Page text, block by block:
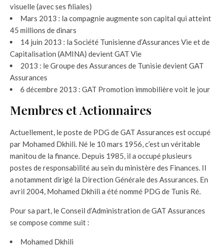
visuelle (avec ses filiales)
Mars 2013 : la compagnie augmente son capital qui atteint
45 millions de dinars
14 juin 2013 : la Société Tunisienne d’Assurances Vie et de
Capitalisation (AMINA) devient GAT Vie
2013 : le Groupe des Assurances de Tunisie devient GAT
Assurances
6 décembre 2013 : GAT Promotion immobilière voit le jour
Membres et Actionnaires
Actuellement, le poste de PDG de GAT Assurances est occupé
par Mohamed Dkhili. Né le 10 mars 1956, c’est un véritable
manitou de la finance. Depuis 1985, il a occupé plusieurs
postes de responsabilité au sein du ministère des Finances. Il
a notamment dirigé la Direction Générale des Assurances. En
avril 2004, Mohamed Dkhili a été nommé PDG de Tunis Ré.
Pour sa part, le Conseil d’Administration de GAT Assurances
se compose comme suit :
Mohamed Dkhili